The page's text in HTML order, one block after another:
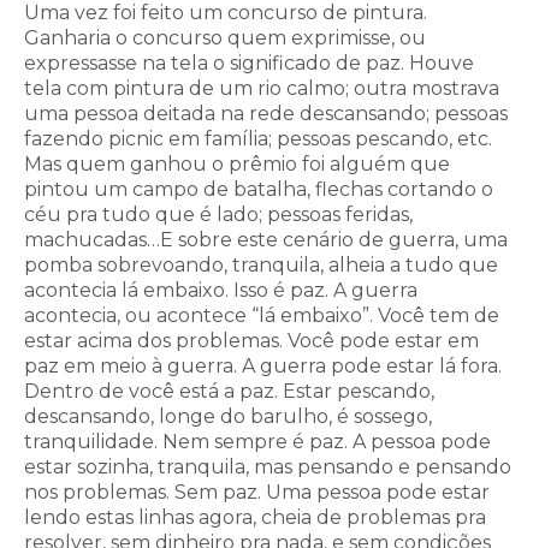
Uma vez foi feito um concurso de pintura.
Ganharia o concurso quem exprimisse, ou
expressasse na tela o significado de paz. Houve
tela com pintura de um rio calmo; outra mostrava
uma pessoa deitada na rede descansando; pessoas
fazendo picnic em família; pessoas pescando, etc.
Mas quem ganhou o prêmio foi alguém que
pintou um campo de batalha, flechas cortando o
céu pra tudo que é lado; pessoas feridas,
machucadas…E sobre este cenário de guerra, uma
pomba sobrevoando, tranquila, alheia a tudo que
acontecia lá embaixo. Isso é paz. A guerra
acontecia, ou acontece “lá embaixo”. Você tem de
estar acima dos problemas. Você pode estar em
paz em meio à guerra. A guerra pode estar lá fora.
Dentro de você está a paz. Estar pescando,
descansando, longe do barulho, é sossego,
tranquilidade. Nem sempre é paz. A pessoa pode
estar sozinha, tranquila, mas pensando e pensando
nos problemas. Sem paz. Uma pessoa pode estar
lendo estas linhas agora, cheia de problemas pra
resolver, sem dinheiro pra nada, e sem condições